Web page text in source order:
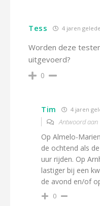
Tess 4 jaren
Worden deze
uitgevoerd?
0
Tim 4 jaren
Antwoord aan
Op Almelo-
de ochtend als
uur rijden. Op
lastiger bij een
de avond en/of
0